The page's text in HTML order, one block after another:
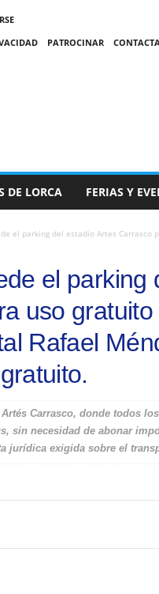
PATROCINAR
DE LORCA FERIAS Y
el parking del estadio Artes Carrasco
el parking
uso gratuito
Rafael
Carrasco, donde todos
sin necesidad de abonar
jurídica exigida sobre el